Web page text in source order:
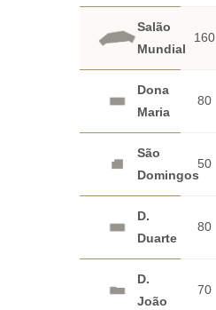
Salão
Mundial
160
Dona
Maria
80
São
Domingos
50
D.
Duarte
80
D.
João
70